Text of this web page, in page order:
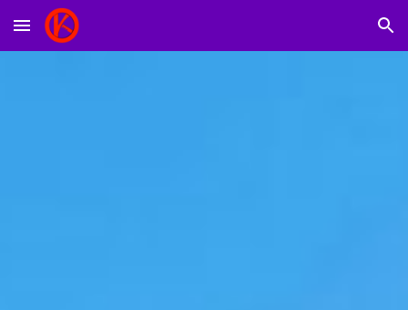
Skip to main content Skip to navigation